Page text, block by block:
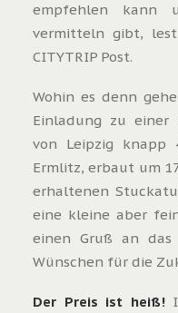
empfehlen kann
vermitteln gibt,
CITYTRIP Post.
Wohin es denn
Einladung zu einer
von Leipzig
Ermlitz, erbaut um
erhaltenen
eine kleine aber
einen Gruß an
Wünschen für die
Der Preis ist heiß!